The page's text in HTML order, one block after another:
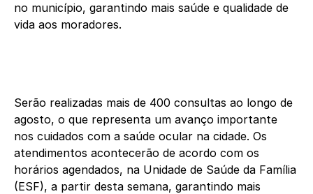
no município, garantindo mais saúde e qualidade de
vida aos moradores.
Serão realizadas mais de 400 consultas ao longo de
agosto, o que representa um avanço importante
nos cuidados com a saúde ocular na cidade. Os
atendimentos acontecerão de acordo com os
horários agendados, na Unidade de Saúde da Família
(ESF), a partir desta semana, garantindo mais